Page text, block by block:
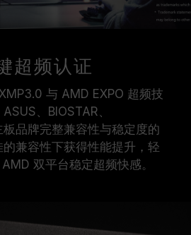
超频认证
与 AMD EXPO 超频技
、BIOSTAR、
板品牌完整兼容性与稳定度的
兼容性下获得性能提升，轻
双平台稳定超频快感。